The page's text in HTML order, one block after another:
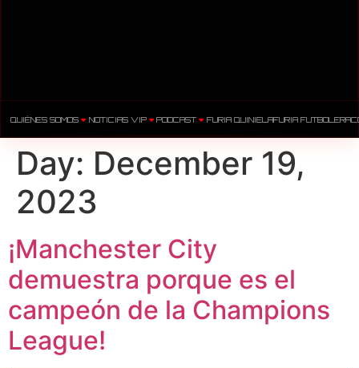
QUIÉNES SOMOS NOTICIAS VIP PODCAST FURIA QUINIELAFURIA FUTBOLERA
Day: December 19,
2023
¡Manchester City
demuestra porque es el
campeón de la Champions
League!